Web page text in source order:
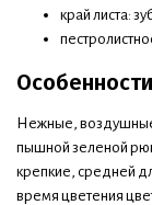
край листа:
Особенности
Нежные,
пышной зеленой
крепкие, средней
время цветения